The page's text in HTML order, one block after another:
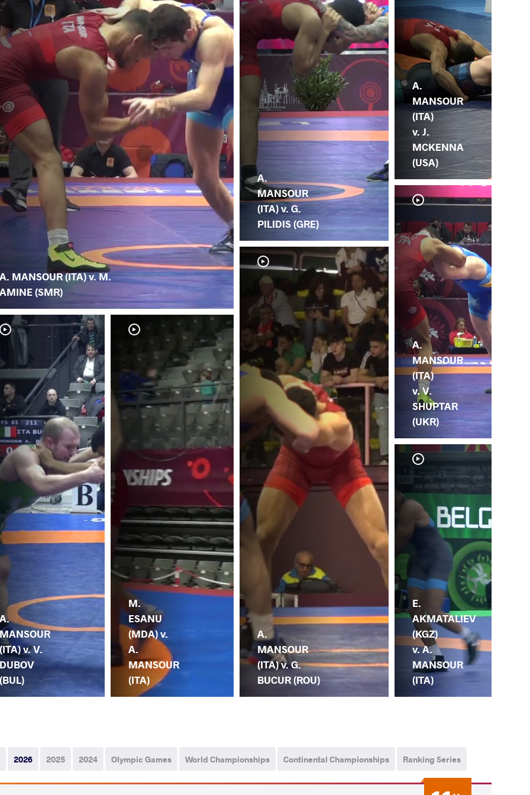
A. MANSOUR (ITA) v. M.
AMINE (SMR)
A.
MANSOUR
(ITA) v. V.
DUBOV
(BUL)
M.
ESANU
(MDA) v.
A.
MANSOUR
(ITA)
A.
MANSOUR
(ITA) v. G.
PILIDIS (GRE)
A.
MANSOUR
(ITA) v. G.
BUCUR (ROU)
A.
MANSOUR
(ITA)
v. J.
MCKENNA
(USA)
A.
MANSOUR
(ITA)
v. V.
SHUPTAR
(UKR)
E.
AKMATALIEV
(KGZ)
v. A.
MANSOUR
(ITA)
2026 2025 2024 Olympic Games World Championships Continental Championships Ranking Series